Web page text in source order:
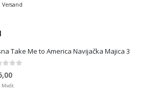
Versand
Take Me to America Navijačka Majica 3